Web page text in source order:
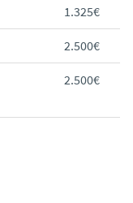
1.325€
2.500€
2.500€